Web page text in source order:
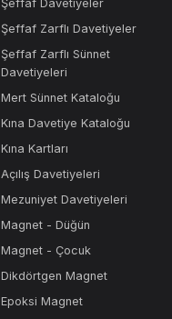
Şeffaf Davetiyeler
Şeffaf Zarflı Davetiyeler
Şeffaf Zarflı Sünnet
Davetiyeleri
Mert Sünnet Kataloğu
Kına Davetiye Kataloğu
Kına Kartları
Açılış Davetiyeleri
Mezuniyet Davetiyeleri
Magnet - Düğün
Magnet - Çocuk
Dikdörtgen Magnet
Epoksi Magnet